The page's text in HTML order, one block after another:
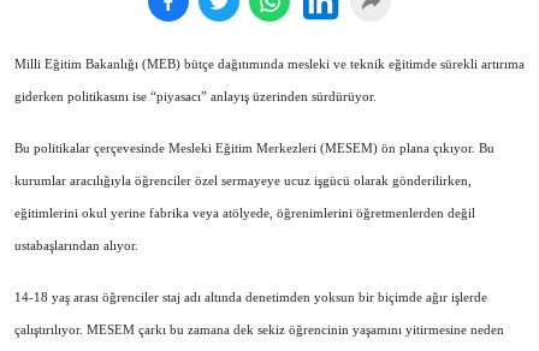
Milli Eğitim Bakanlığı (MEB) bütçe dağıtımında mesleki ve teknik eğitimde sürekli artırıma
giderken politikasını ise “piyasacı” anlayış üzerinden sürdürüyor.
Bu politikalar çerçevesinde Mesleki Eğitim Merkezleri (MESEM) ön plana çıkıyor. Bu
kurumlar aracılığıyla öğrenciler özel sermayeye ucuz işgücü olarak gönderilirken,
eğitimlerini okul yerine fabrika veya atölyede, öğrenimlerini öğretmenlerden değil
ustabaşlarından alıyor.
14-18 yaş arası öğrenciler staj adı altında denetimden yoksun bir biçimde ağır işlerde
çalıştırılıyor. MESEM çarkı bu zamana dek sekiz öğrencinin yaşamını yitirmesine neden